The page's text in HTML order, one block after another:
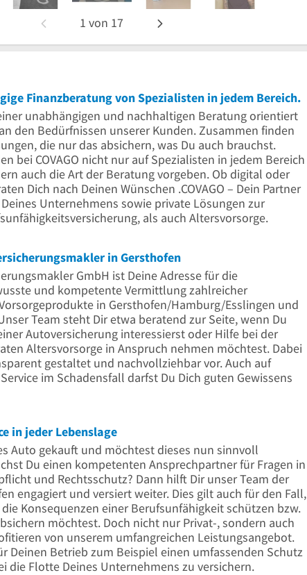
1 von 17
Finanzberatung von Spezialisten in jedem Bereich.
unabhängigen und nachhaltigen Beratung orientiert
den Bedürfnissen unserer Kunden. Zusammen finden
die nur das absichern, was Du auch brauchst.
bei COVAGO nicht nur auf Spezialisten in jedem Bereich
auch die Art der Beratung vorgeben. Ob digital oder
Dich nach Deinen Wünschen .COVAGO – Dein Partner
Unternehmens sowie private Lösungen zur
als auch Altersvorsorge.
in Gersthofen
GmbH ist Deine Adresse für die
und kompetente Vermittlung zahlreicher
in Gersthofen/Hamburg/Esslingen und
Team steht Dir etwa beratend zur Seite, wenn Du
Autoversicherung interessierst oder Hilfe bei der
Altersvorsorge in Anspruch nehmen möchtest. Dabei
gestaltet und nachvollziehbar vor. Auch auf
im Schadensfall darfst Du Dich guten Gewissens
in jeder Lebenslage
Auto gekauft und möchtest dieses nun sinnvoll
Du einen kompetenten Ansprechpartner für Fragen in
und Rechtsschutz? Dann hilft Dir unser Team der
engagiert und versiert weiter. Dies gilt auch für den Fall,
die Konsequenzen einer Berufsunfähigkeit schützen bzw.
möchtest. Doch nicht nur Privat-, sondern auch
von unserem umfangreichen Leistungsangebot.
Deinen Betrieb zum Beispiel einen umfassenden Schutz
die Flotte Deines Unternehmens zu versichern.